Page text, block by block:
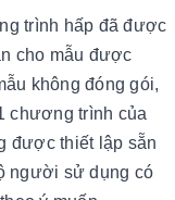
trình hấp đã được
cho mẫu được
không đóng gói,
chương trình của
được thiết lập sẵn
người sử dụng có